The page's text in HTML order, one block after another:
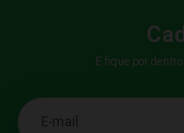
E fique por
E-mail